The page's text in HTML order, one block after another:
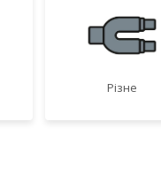
Різне